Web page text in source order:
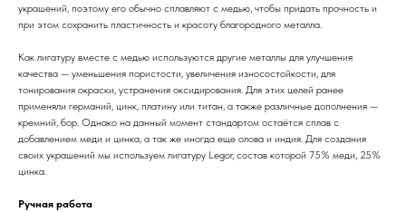
украшений, поэтому его обычно сплавляют с медью, чтобы придать прочность и
при этом сохранить пластичность и красоту благородного металла.
Как лигатуру вместе с медью используются другие металлы для улучшения
качества — уменьшения пористости, увеличения износостойкости, для
тонирования окраски, устранения оксидирования. Для этих целей ранее
применяли германий, цинк, платину или титан, а также различные дополнения —
кремний, бор. Однако на данный момент стандартом остаётся сплав с
добавлением меди и цинка, а так же иногда еще олова и индия. Для создания
своих украшений мы используем лигатуру Legor, состав которой 75% меди, 25%
цинка.
Ручная работа